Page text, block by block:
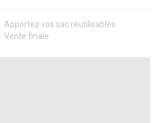
Apportez vos sac réutilisables
Vente finale